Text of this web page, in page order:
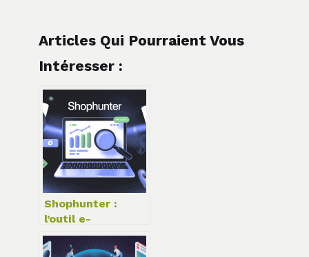
Articles Qui Pourraient Vous
Intéresser :
Shophunter :
l’outil e-
commerce à
connaître pour